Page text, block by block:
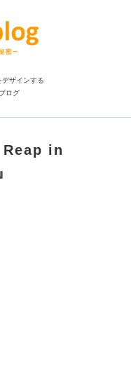
デザインする
ログ
Reap in